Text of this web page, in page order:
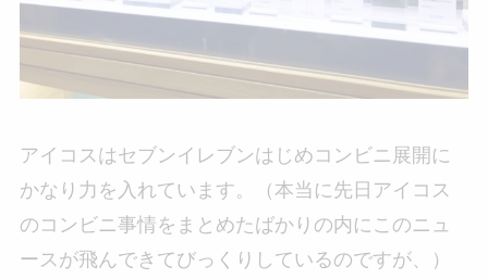
アイコスはセブンイレブンはじめコンビニ展開に
かなり力を入れています。（本当に先日アイコス
のコンビニ事情をまとめたばかりの内にこのニュ
ースが飛んできてびっくりしているのですが、）